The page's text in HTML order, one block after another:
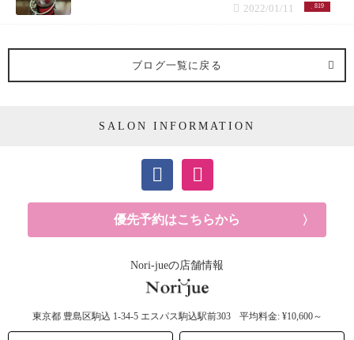
819
2022/01/11
ブログ一覧に戻る
SALON INFORMATION
優先予約はこちらから
Nori-jueの店舗情報
東京都 豊島区駒込 1-34-5 エスパス駒込駅前303 平均料金: ¥10,600～